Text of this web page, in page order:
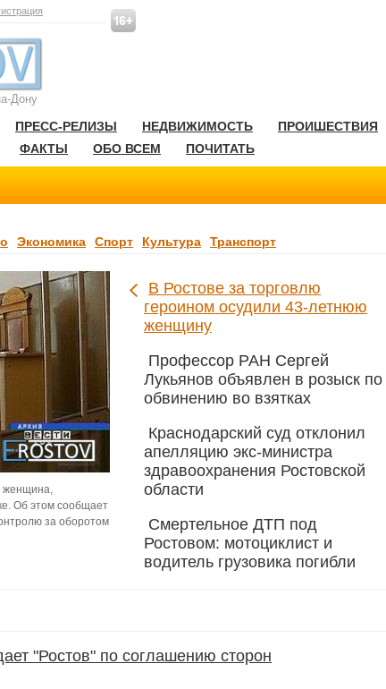
Дону
ПРЕСС-РЕЛИЗЫ НЕДВИЖИМОСТЬ ПРОИШЕСТВИЯ
ФАКТЫ ОБО ВСЕМ ПОЧИТАТЬ
Экономика Спорт Культура Транспорт
женщина,
Об этом сообщает
за оборотом
В Ростове за торговлю
героином осудили 43-летнюю
женщину
Профессор РАН Сергей
Лукьянов объявлен в розыск по
обвинению во взятках
Краснодарский суд отклонил
апелляцию экс-министра
здравоохранения Ростовской
области
Смертельное ДТП под
Ростовом: мотоциклист и
водитель грузовика погибли
"Ростов" по соглашению сторон